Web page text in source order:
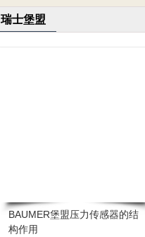
瑞士堡盟
BAUMER堡盟压力传感器的结
构作用